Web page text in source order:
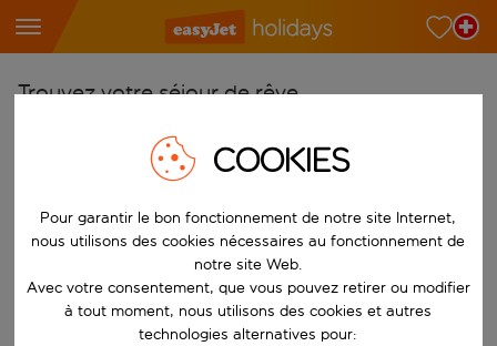
Trouvez votre séjour de rêve
Commencez à taper pour la saisie automatique. Lorsque les
Choisissez votre aéroport
Commencez à taper pour la saisie automatique. Lorsque les
Choisissez votre destination
Vers
Choisissez vos dates
Quand
COOKIES
Pour garantir le bon fonctionnement de notre site Internet,
nous utilisons des cookies nécessaires au fonctionnement de
notre site Web.
Avec votre consentement, que vous pouvez retirer ou modifier
à tout moment, nous utilisons des cookies et autres
technologies alternatives pour: